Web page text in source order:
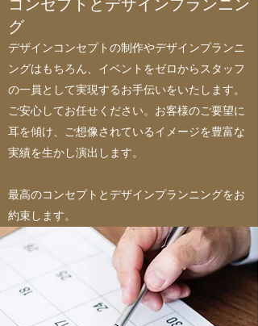
グ
デザインコンセプトの制作やデザインプランニ
ングはもちろん、イベントをゼロからスタッフ
の一員として実現するお手伝いをいたします。
ご安心してお任せください。お客様のご要望に
耳を傾け、ご想像されているイメージを豊富な
実績を生かし演出します。
最高のコンセプトとデザインプランニングをお
約束します。